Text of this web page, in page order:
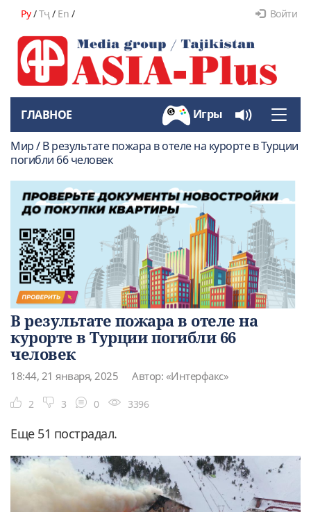
Ру/Тҷ/ En / Войти
Toggle
ГЛАВНОЕ Игры
Мир / В результате пожара в отеле на курорте в Турции
погибли 66 человек
В результате пожара в отеле на
курорте в Турции погибли 66
человек
18:44, 21 января, 2025 Автор: «Интерфакс»
2 3 0 3396
Еще 51 пострадал.